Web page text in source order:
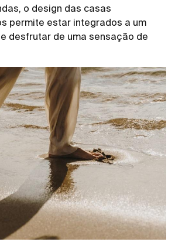
o design das casas
permite estar integrados a um
desfrutar de uma sensação de